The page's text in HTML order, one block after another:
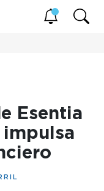
Esentia